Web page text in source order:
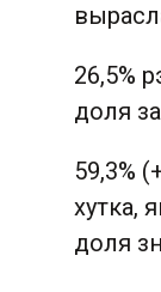
26,5%
доля
59,3%
хутка,
доля